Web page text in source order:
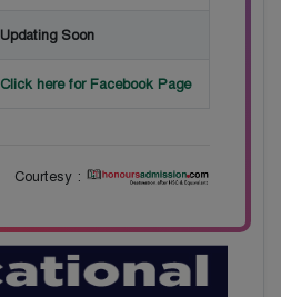
Updating Soon
Click here for Facebook Page
Courtesy :